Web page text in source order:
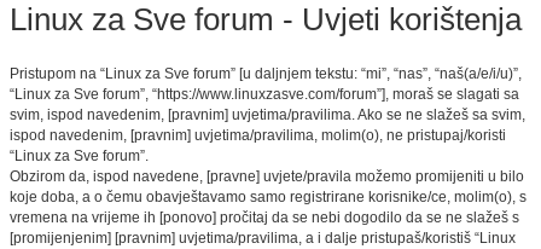
Linux za Sve forum - Uvjeti korištenja
Pristupom na “Linux za Sve forum” [u daljnjem tekstu: “mi”, “nas”, “naš(a/e/i/u)”,
“Linux za Sve forum”, “https://www.linuxzasve.com/forum”], moraš se slagati sa
svim, ispod navedenim, [pravnim] uvjetima/pravilima. Ako se ne slažeš sa svim,
ispod navedenim, [pravnim] uvjetima/pravilima, molim(o), ne pristupaj/koristi
“Linux za Sve forum”.
Obzirom da, ispod navedene, [pravne] uvjete/pravila možemo promijeniti u bilo
koje doba, a o čemu obavještavamo samo registrirane korisnike/ce, molim(o), s
vremena na vrijeme ih [ponovo] pročitaj da se nebi dogodilo da se ne slažeš s
[promijenjenim] [pravnim] uvjetima/pravilima, a i dalje pristupaš/koristiš “Linux